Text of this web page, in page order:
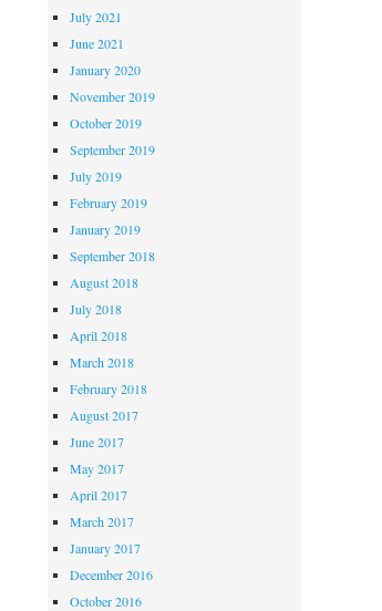
July 2021
June 2021
January 2020
November 2019
October 2019
September 2019
July 2019
February 2019
January 2019
September 2018
August 2018
July 2018
April 2018
March 2018
February 2018
August 2017
June 2017
May 2017
April 2017
March 2017
January 2017
December 2016
October 2016